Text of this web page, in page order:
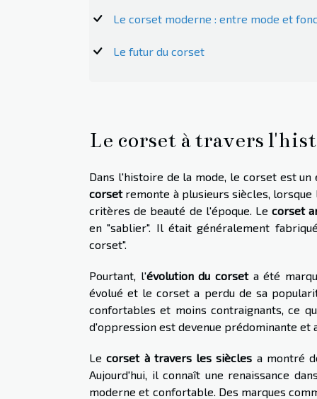
Le corset moderne : entre mode et
Le futur du corset
Le corset à travers
Dans l'histoire de la mode, le corset est
corsetremonte à plusieurs siècles,
critères de beauté de l'époque. Lecorset
en "sablier". Il était généralement
corset".
Pourtant, l'évolution du corseta été
évolué et le corset a perdu de sa
confortables et moins contraignants, ce
d'oppression est devenue prédominante et
Lecorset à travers les siècles a montré
Aujourd'hui, il connaît une renaissance
moderne et confortable. Des marques